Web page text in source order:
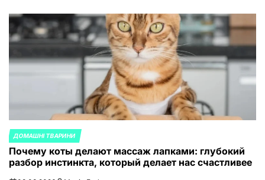
ОПУБЛИКОВАНО
В
ДОМАШНІ ТВАРИНИ
Почему коты делают массаж лапками: глубокий
разбор инстинкта, который делает нас счастливее